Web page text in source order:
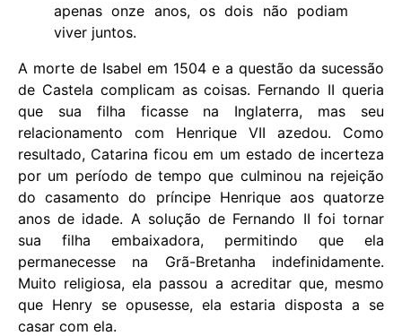
apenas onze anos, os dois não podiam
viver juntos.
A morte de Isabel em 1504 e a questão da sucessão
de Castela complicam as coisas. Fernando II queria
que sua filha ficasse na Inglaterra, mas seu
relacionamento com Henrique VII azedou. Como
resultado, Catarina ficou em um estado de incerteza
por um período de tempo que culminou na rejeição
do casamento do príncipe Henrique aos quatorze
anos de idade. A solução de Fernando II foi tornar
sua filha embaixadora, permitindo que ela
permanecesse na Grã-Bretanha indefinidamente.
Muito religiosa, ela passou a acreditar que, mesmo
que Henry se opusesse, ela estaria disposta a se
casar com ela.